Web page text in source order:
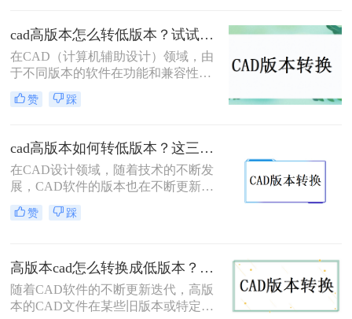
如何把cad高版本转为低版本呢？以下
是一些常用的方法来实现CAD高版本
到低版本的转换。
cad高版本怎么转低版本？试试看这三个方法！
在CAD（计算机辅助设计）领域，由
于不同版本的软件在功能和兼容性上
的差异，经常需要将高版本的CAD文
件转换为低版本以满足特定的软件版
容性。那么cad高版本怎么转低版本
呢？以下将详细介绍几种将CAD高版
本转换为低版本的方法。
赞 踩
cad高版本如何转低版本？这三种方法很好用！
在CAD设计领域，随着技术的不断发
展，CAD软件的版本也在不断更新。
然而，由于各种原因，我们有时需要
将高版本的CAD文件转换为低版本，
转低版本呢？本文将详细介绍CAD高
版本转低版本的几种方法，帮助大家
高效、准确地完成这一操作。
赞 踩
高版本cad怎么转换成低版本？这三个转换方法非常简单！
随着CAD软件的不断更新迭代，高版
本的CAD文件在某些旧版本或特定需